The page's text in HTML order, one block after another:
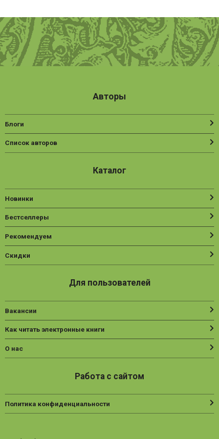
Авторы
Блоги
Список авторов
Каталог
Новинки
Бестселлеры
Рекомендуем
Скидки
Для пользователей
Вакансии
Как читать электронные книги
О нас
Работа с сайтом
Политика конфиденциальности